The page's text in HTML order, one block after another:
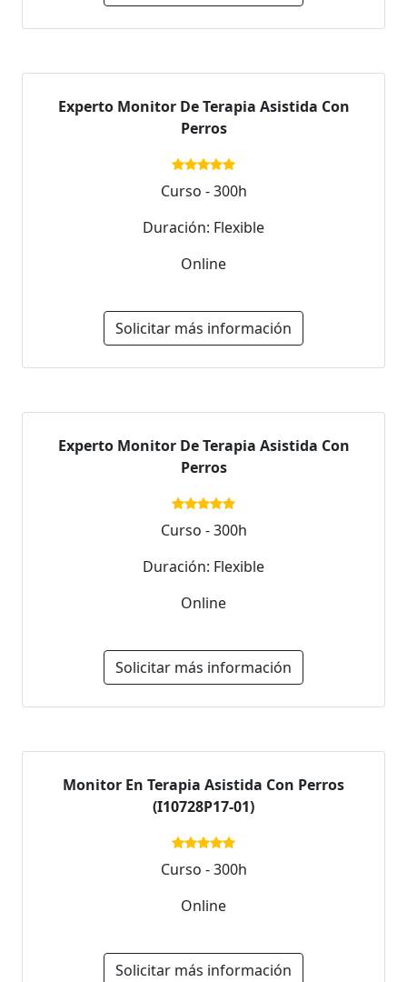
Experto Monitor De Terapia Asistida Con
Perros
Curso - 300h
Duración: Flexible
Online
Solicitar más información
Experto Monitor De Terapia Asistida Con
Perros
Curso - 300h
Duración: Flexible
Online
Solicitar más información
Monitor En Terapia Asistida Con Perros
(I10728P17-01)
Curso - 300h
Online
Solicitar más información